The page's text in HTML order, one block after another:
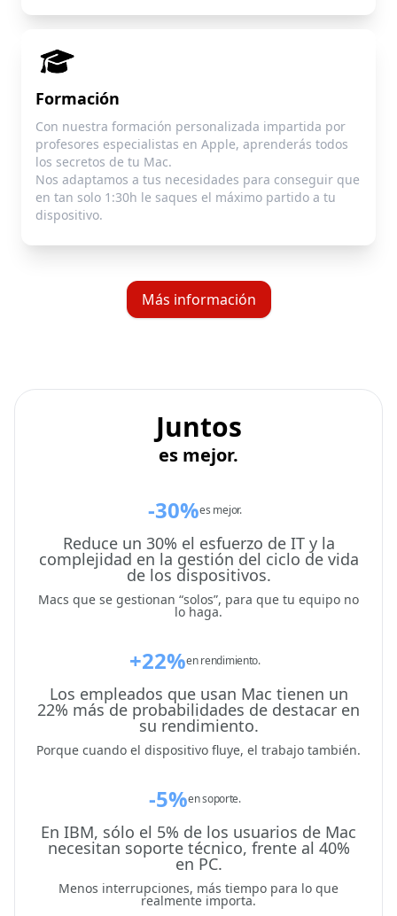
Formación
Con nuestra formación personalizada impartida por
profesores especialistas en Apple, aprenderás todos
los secretos de tu Mac.
Nos adaptamos a tus necesidades para conseguir que
en tan solo 1:30h le saques el máximo partido a tu
dispositivo.
Más información
Juntos
es mejor.
-30%es mejor.
Reduce un 30% el esfuerzo de IT y la
complejidad en la gestión del ciclo de vida
de los dispositivos.
Macs que se gestionan “solos”, para que tu equipo no
lo haga.
+22%en rendimiento.
Los empleados que usan Mac tienen un
22% más de probabilidades de destacar en
su rendimiento.
Porque cuando el dispositivo fluye, el trabajo también.
-5%en soporte.
En IBM, sólo el 5% de los usuarios de Mac
necesitan soporte técnico, frente al 40%
en PC.
Menos interrupciones, más tiempo para lo que
realmente importa.